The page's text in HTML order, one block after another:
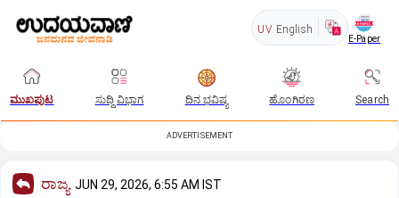
UV English
E-Paper
ಮುಖಪುಟ ಸುದ್ದಿ ವಿಭಾಗ ದಿನ ಭವಿಷ್ಯ ಹೊಂಗಿರಣ Search
ADVERTISEMENT
ರಾಜ್ಯ JUN 29, 2026, 6:55 AM IST